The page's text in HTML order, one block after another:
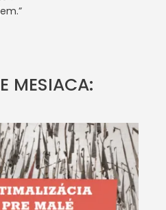
MESIACA: